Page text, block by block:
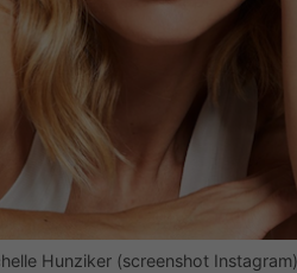
Hunziker (screenshot Instagram)